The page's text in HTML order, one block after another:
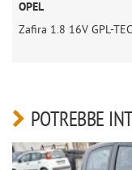
OPEL
Zafira 1.8 16V GPL-
POTREBBE